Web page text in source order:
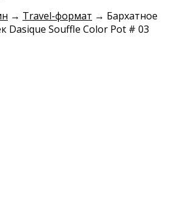
→ Travel-формат → Бархатное
Dasique Souffle Color Pot # 03